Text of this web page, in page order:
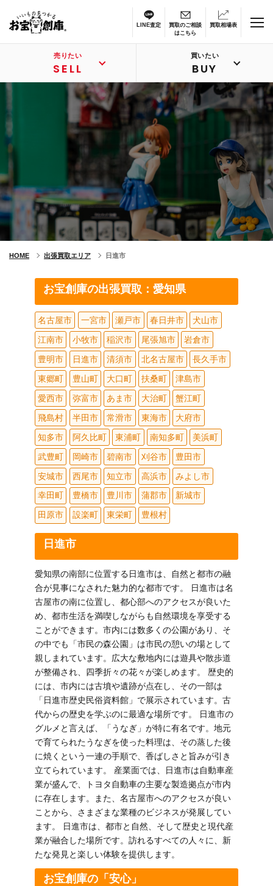
LINE査定
買取のご相談
はこちら
買取相場表
売りたい
SELL
買いたい
BUY
HOME 出張買取エリア 日進市
お宝創庫の出張買取：愛知県
名古屋市 一宮市 瀬戸市 春日井市
犬山市
江南市
小牧市 稲沢市 尾張旭市
岩倉市
豊明市
日進市 清須市 北名古屋市
長久手市
東郷町
豊山町 大口町 扶桑町
津島市
愛西市
弥富市 あま市 大治町
蟹江町
飛島村
半田市 常滑市 東海市
大府市
知多市
阿久比町 東浦町 南知多町
美浜町
武豊町
岡崎市 碧南市 刈谷市
豊田市
安城市
西尾市 知立市 高浜市
みよし市
幸田町
豊橋市 豊川市 蒲郡市
新城市
田原市
設楽町 東栄町 豊根村
日進市
愛知県の南部に位置する日進市は、自然と都市の融
合が見事になされた魅力的な都市です。 日進市は名
古屋市の南に位置し、都心部へのアクセスが良いた
め、都市生活を満喫しながらも自然環境を享受する
ことができます。市内には数多くの公園があり、そ
の中でも「市民の森公園」は市民の憩いの場として
親しまれています。広大な敷地内には遊具や散歩道
が整備され、四季折々の花々が楽しめます。 歴史的
には、市内には古墳や遺跡が点在し、その一部は
「日進市歴史民俗資料館」で展示されています。古
代からの歴史を学ぶのに最適な場所です。 日進市の
グルメと言えば、「うなぎ」が特に有名です。地元
で育てられたうなぎを使った料理は、その蒸した後
に焼くという一連の手順で、香ばしさと旨みが引き
立てられています。 産業面では、日進市は自動車産
業が盛んで、トヨタ自動車の主要な製造拠点が市内
に存在します。また、名古屋市へのアクセスが良い
ことから、さまざまな業種のビジネスが発展してい
ます。 日進市は、都市と自然、そして歴史と現代産
業が融合した場所です。訪れるすべての人々に、新
たな発見と楽しい体験を提供します。
お宝創庫の「安心」